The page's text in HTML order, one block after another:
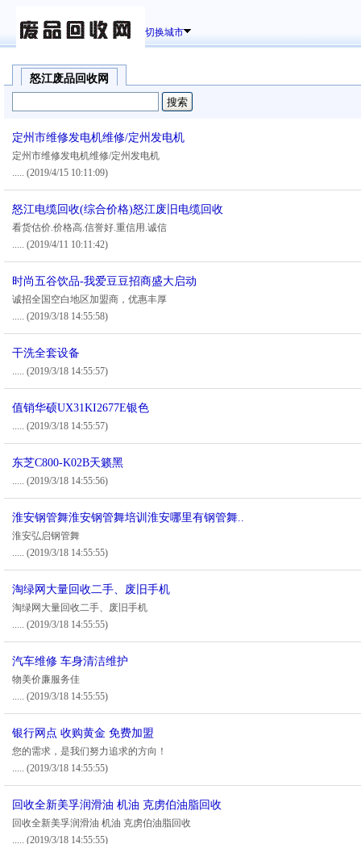
切换城市
怒江废品回收网
定州市维修发电机维修/定州发电机
定州市维修发电机维修/定州发电机
..... (2019/4/15 10:11:09)
怒江电缆回收(综合价格)怒江废旧电缆回收
看货估价.价格高.信誉好.重信用.诚信
..... (2019/4/11 10:11:42)
时尚五谷饮品-我爱豆豆招商盛大启动
诚招全国空白地区加盟商，优惠丰厚
..... (2019/3/18 14:55:58)
干洗全套设备
..... (2019/3/18 14:55:57)
值销华硕UX31KI2677E银色
..... (2019/3/18 14:55:57)
东芝C800-K02B天籁黑
..... (2019/3/18 14:55:56)
淮安钢管舞淮安钢管舞培训淮安哪里有钢管舞..
淮安弘启钢管舞
..... (2019/3/18 14:55:55)
淘绿网大量回收二手、废旧手机
淘绿网大量回收二手、废旧手机
..... (2019/3/18 14:55:55)
汽车维修 车身清洁维护
物美价廉服务佳
..... (2019/3/18 14:55:55)
银行网点 收购黄金 免费加盟
您的需求，是我们努力追求的方向！
..... (2019/3/18 14:55:55)
回收全新美孚润滑油 机油 克虏伯油脂回收
回收全新美孚润滑油 机油 克虏伯油脂回收
..... (2019/3/18 14:55:55)